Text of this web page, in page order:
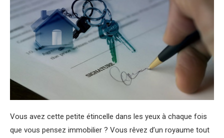
Vous avez cette petite étincelle dans les yeux à chaque fois
que vous pensez immobilier ? Vous rêvez d’un royaume tout